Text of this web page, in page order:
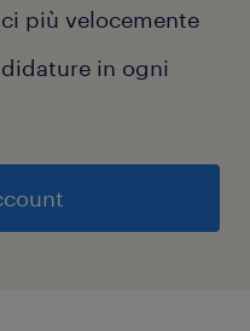
più velocemente
in ogni